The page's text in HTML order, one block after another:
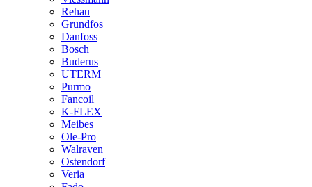
Rehau
Grundfos
Danfoss
Bosch
Buderus
UTERM
Purmo
Fancoil
K-FLEX
Meibes
Ole-Pro
Walraven
Ostendorf
Veria